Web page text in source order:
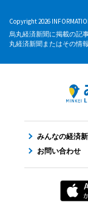
Copyright 2026
烏丸経済新聞に掲載の記
丸経済新聞またはその情
みんなの経済
お問い合わせ